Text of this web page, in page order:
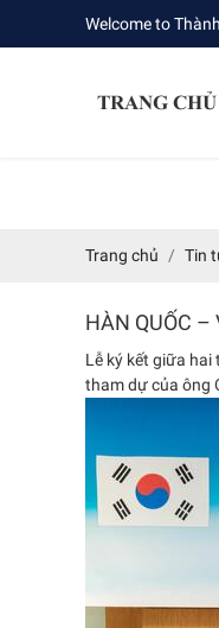
Welcome to
TRANG CHỦ
Trang chủ Tin
HÀN QUỐC –
Lễ ký kết giữa hai
tham dự của ông